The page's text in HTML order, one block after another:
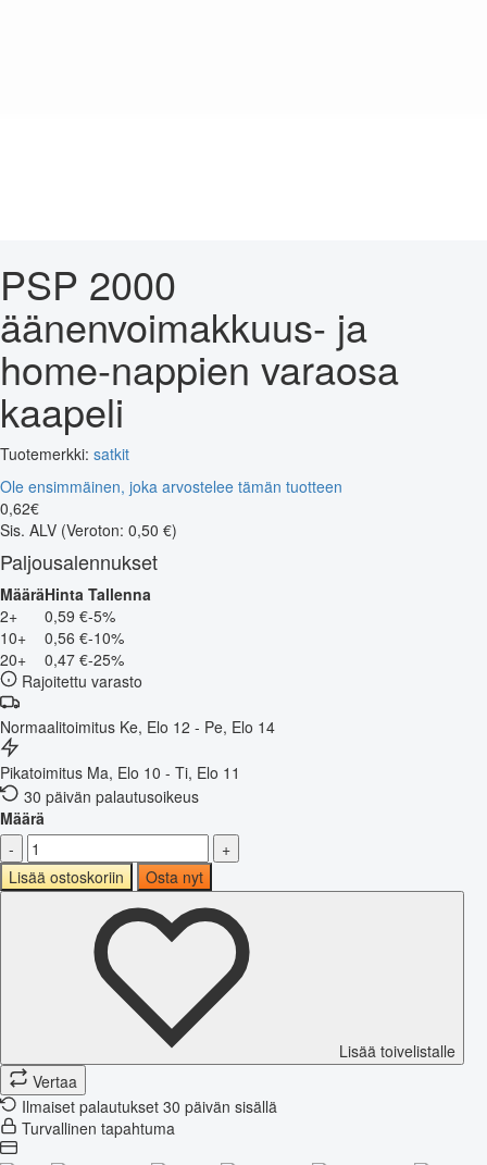
PSP 2000
äänenvoimakkuus- ja
home-nappien varaosa
kaapeli
Tuotemerkki: satkit
Ole ensimmäinen, joka arvostelee tämän tuotteen
0,62€
Sis. ALV (Veroton: 0,50 €)
Paljousalennukset
MääräHinta Tallenna
2+
0,59 €-5%
10+
0,56 €-10%
20+
0,47 €-25%
Rajoitettu varasto
Normaalitoimitus Ke, Elo 12 - Pe, Elo 14
Pikatoimitus Ma, Elo 10 - Ti, Elo 11
30 päivän palautusoikeus
Määrä
-
+
Lisää ostoskoriin
Osta nyt
Lisää toivelistalle
Vertaa
Ilmaiset palautukset 30 päivän sisällä
Turvallinen tapahtuma